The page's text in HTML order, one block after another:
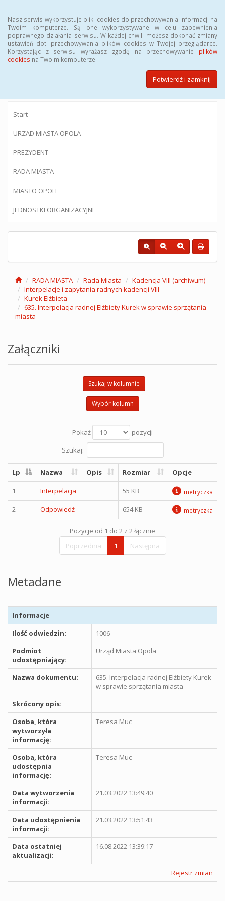
Nasz serwis wykorzystuje pliki cookies do przechowywania informacji na
Twoim komputerze. Są one wykorzystywane w celu zapewnienia
poprawnego działania serwisu. W każdej chwili możesz dokonać zmiany
ustawień dot. przechowywania plików cookies w Twojej przeglądarce.
Korzystając z serwisu wyrażasz zgodę na przechowywanie plików
cookies na Twoim komputerze.
Potwierdź i zamknij
BIULETYN INFORMACJI PUBLICZNEJ
Urzędu Miasta Opola
Start
URZĄD MIASTA OPOLA
PREZYDENT
RADA MIASTA
MIASTO OPOLE
JEDNOSTKI ORGANIZACYJNE
RADA MIASTA Rada Miasta
Kadencja VIII (archiwum)
Interpelacje i zapytania radnych kadencji VIII
Kurek Elżbieta
635. Interpelacja radnej Elżbiety Kurek w sprawie sprzątania
miasta
Załączniki
Szukaj w kolumnie
Wybór kolumn
Pokaż
pozycji
Szukaj:
Lp Nazwa Opis Rozmiar Opcje
1 Interpelacja 55 KB metryczka
2 Odpowiedź 654 KB metryczka
Pozycje od 1 do 2 z 2 łącznie
Poprzednia
1 Następna
Metadane
Informacje
Ilość odwiedzin:
1006
Podmiot
udostępniający:
Urząd Miasta Opola
Nazwa dokumentu:
635. Interpelacja radnej Elżbiety Kurek
w sprawie sprzątania miasta
Skrócony opis:
Osoba, która
wytworzyła
informację:
Teresa Muc
Osoba, która
udostępnia
informację:
Teresa Muc
Data wytworzenia
informacji:
21.03.2022 13:49:40
Data udostępnienia
informacji:
21.03.2022 13:51:43
Data ostatniej
aktualizacji:
16.08.2022 13:39:17
Rejestr zmian